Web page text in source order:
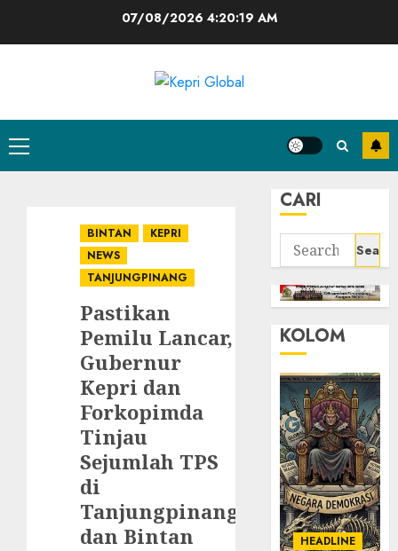
07/08/2026 4:20:20 AM
Primary
Menu
BINTAN
KEPRI
NEWS
TANJUNGPINANG
Pastikan
Pemilu Lancar,
Gubernur
Kepri dan
Forkopimda
Tinjau
Sejumlah TPS
di
Tanjungpinang
dan Bintan
CARI
Search
for:
KOLOM
HEADLINE